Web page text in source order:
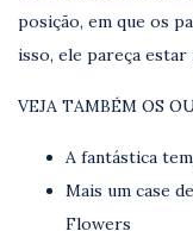
posição, em que os
isso, ele pareça
VEJA TAMBÉM OS
A fantástica
Mais um case
Flowers